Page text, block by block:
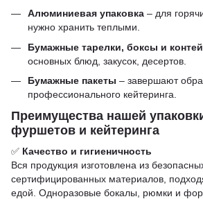
Алюминиевая упаковка – для
нужно хранить теплыми.
Бумажные тарелки, боксы и
основных блюд, закусок, десертов.
Бумажные пакеты – завершают
профессионального кейтеринга.
Преимущества нашей
фуршетов и кейтеринга
✅ Качество и гигиеничность
Вся продукция изготовлена ​​из
сертифицированных материалов,
едой. Одноразовые бокалы, рюмки и